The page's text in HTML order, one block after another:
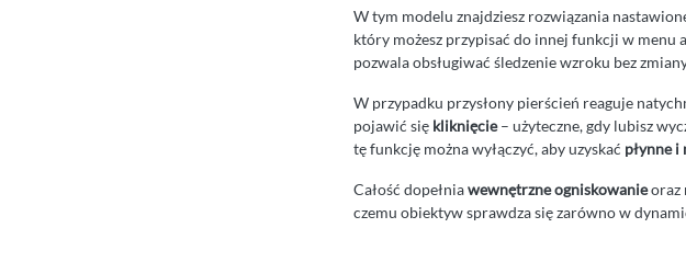
W tym modelu znajdziesz rozwiązania
który możesz przypisać do innej funkcji w menu
pozwala obsługiwać śledzenie wzroku bez
W przypadku przysłony pierścień reaguje
pojawić się kliknięcie– użyteczne, gdy lubisz
tę funkcję można wyłączyć, aby uzyskać płynne
Całość dopełniawewnętrzne ogniskowanieoraz
czemu obiektyw sprawdza się zarówno w